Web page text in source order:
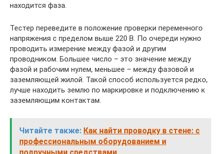
находится фаза.
Тестер переведите в положение проверки переменного
напряжения с пределом выше 220 В. По очереди нужно
проводить измерение между фазой и другим
проводником. Большее число – это значение между
фазой и рабочим нулем, меньшее – между фазовой и
заземляющей жилой. Такой способ используется редко,
лучше находить землю по маркировке и подключению к
заземляющим контактам.
Читайте также: Как найти проводку в стене: с
профессиональным оборудованием и